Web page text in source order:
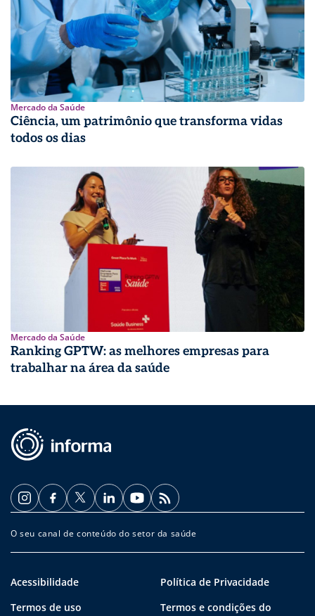
Mercado da Saúde
Ciência, um patrimônio que transforma vidas
todos os dias
Mercado da Saúde
Ranking GPTW: as melhores empresas para
trabalhar na área da saúde
O seu canal de conteúdo do setor da saúde
Acessibilidade
Política de Privacidade
Termos de uso
Termos e condições do